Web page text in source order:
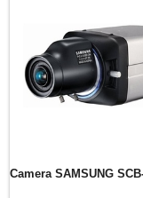
Camera SAMSUNG